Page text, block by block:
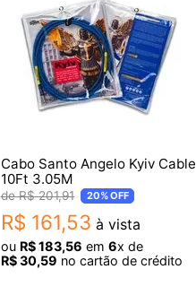
Cabo Santo Angelo Kyiv Cable
10Ft 3.05M
R$ 201,91 20%OFF
R$ 161,53 à vista
ou R$183,56 em 6x de
R$30,59 no cartão de crédito